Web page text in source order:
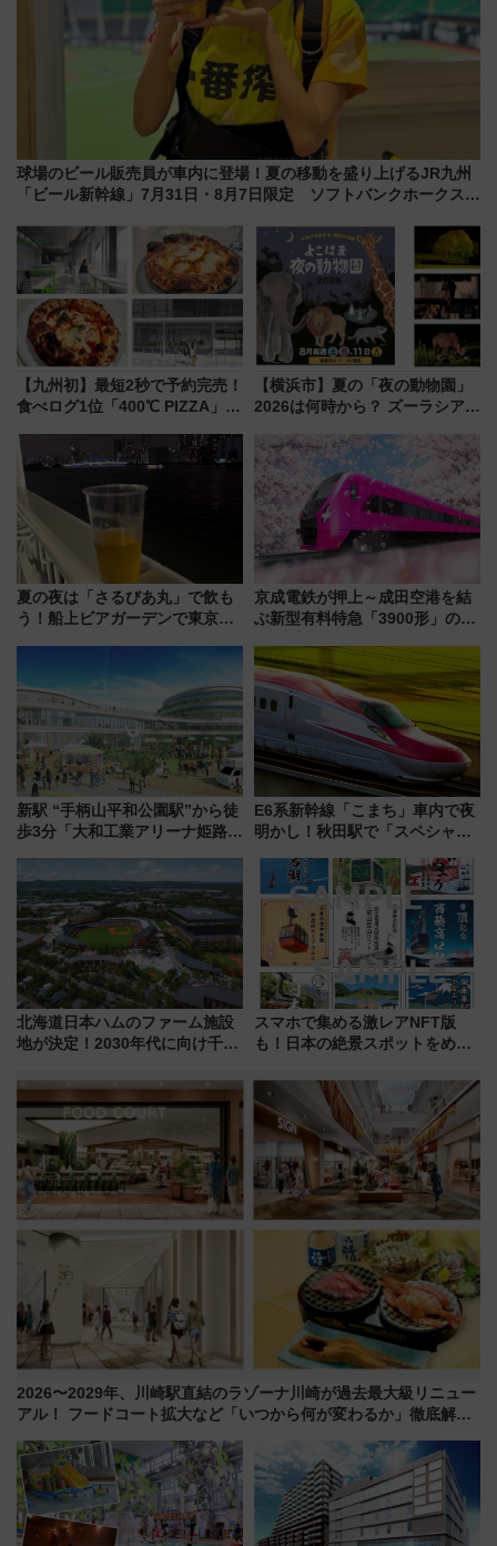
球場のビール販売員が車内に登場！夏の移動を盛り上げるJR九州
「ビール新幹線」7月31日・8月7日限定 ソフトバンクホークスと
【九州初】最短2秒で予約完売！
食べログ1位「400℃ PIZZA」が
プン。もつ鍋風など限定メニュ
ーも
【横浜市】夏の「夜の動物園」
2026は何時から？ ズーラシア・
見どころ、限定イベントを徹底
解説！
夏の夜は「さるびあ丸」で飲も
う！船上ビアガーデンで東京湾
杯……工場直送生ビールや島グ
ルメが美味い
京成電鉄が押上～成田空港を結
ぶ新型有料特急「3900形」のコ
募集も実施
新駅 “手柄山平和公園駅”から徒
歩3分「大和工業アリーナ姫路」
アクセス
E6系新幹線「こまち」車内で夜
明かし！秋田駅で「スペシャル
法は？
北海道日本ハムのファーム施設
地が決定！2030年代に向け千歳
スマホで集める激レアNFT版
も！日本の絶景スポットをめぐ
ん)」企画がスタート
2026〜2029年、川崎駅直結のラゾーナ川崎が過去最大級リニュー
アル！ フードコート拡大など「いつから何が変わるか」徹底解